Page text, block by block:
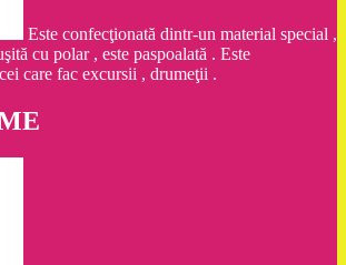
Este confecţionată dintr-un material special ,
cu polar , este paspoalată . Este
care fac excursii , drumeţii .